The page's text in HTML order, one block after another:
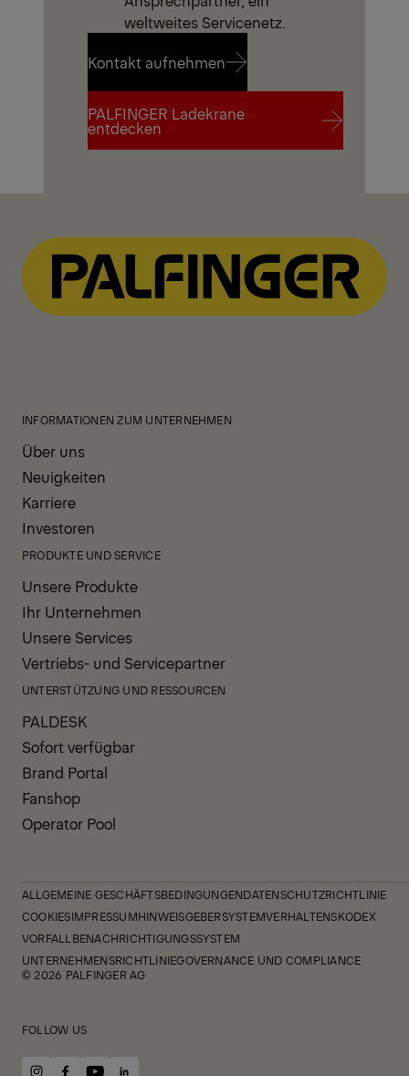
weltweites Servicenetz.
Kontakt aufnehmen
Kontakt aufnehmen
PALFINGER Ladekrane
entdecken
INFORMATIONEN ZUM UNTERNEHMEN
Über uns
Neuigkeiten
Karriere
Investoren
PRODUKTE UND SERVICE
Unsere Produkte
Ihr Unternehmen
Unsere Services
Vertriebs- und Servicepartner
UNTERSTÜTZUNG UND RESSOURCEN
PALDESK
Sofort verfügbar
Brand Portal
Fanshop
Operator Pool
ALLGEMEINE GESCHÄFTSBEDINGUNGENDATENSCHUTZRICHTLINIE
COOKIESIMPRESSUMHINWEISGEBERSYSTEMVERHALTENSKODEX
VORFALLBENACHRICHTIGUNGSSYSTEM
UNTERNEHMENSRICHTLINIEGOVERNANCE UND COMPLIANCE
© 2026 PALFINGER AG
FOLLOW US